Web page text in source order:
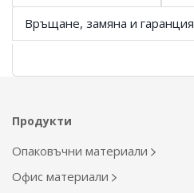
Връщане, замяна и гаранция
Продукти
Опаковъчни материали
Офис материали